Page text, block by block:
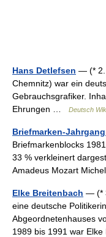
Hans Detlefsen — (* 2.
Chemnitz) war ein
Gebrauchsgrafiker.
Ehrungen …
Deutsch
Briefmarken-
Briefmarkenblocks
33 % verkleinert
Amadeus Mozart
Elke Breitenbach — (*
eine deutsche
Abgeordnetenhauses
1989 bis 1991 war